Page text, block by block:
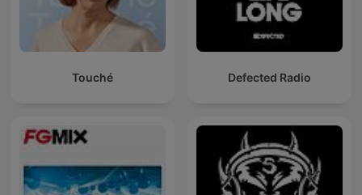
Touché Defected Radio